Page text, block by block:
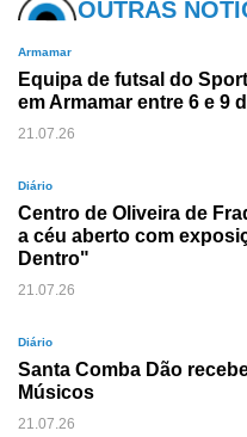
OUTRAS
Armamar
Equipa de futsal do
em Armamar entre 6 e 9
21.07.26
Diário
Centro de Oliveira de
a céu aberto com
Dentro"
21.07.26
Diário
Santa Comba Dão
Músicos
21.07.26